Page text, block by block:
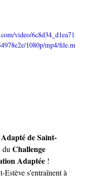
video/6c8d34_d1ea71
1080p/mp4/file.m
de Saint-
du Challenge
Adaptée !
Estève s'entraînent à